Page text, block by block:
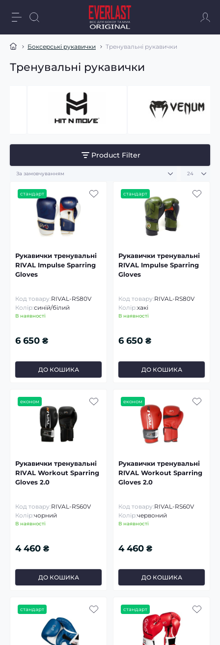
Боксерські рукавички Тренувальні рукавички
Тренувальні рукавички
Product Filter
стандарт
Рукавички тренувальні
RIVAL Impulse Sparring
Gloves
Код товару:RIVAL-RS80V
Колір:синій/білий
В наявності
6 650 ₴
ДО КОШИКА
стандарт
Рукавички тренувальні
RIVAL Impulse Sparring
Gloves
Код товару:RIVAL-RS80V
Колір:хакі
В наявності
6 650 ₴
ДО КОШИКА
економ
Рукавички тренувальні
RIVAL Workout Sparring
Gloves 2.0
Код товару:RIVAL-RS60V
Колір:чорний
В наявності
4 460 ₴
ДО КОШИКА
економ
Рукавички тренувальні
RIVAL Workout Sparring
Gloves 2.0
Код товару:RIVAL-RS60V
Колір:червоний
В наявності
4 460 ₴
ДО КОШИКА
стандарт стандарт